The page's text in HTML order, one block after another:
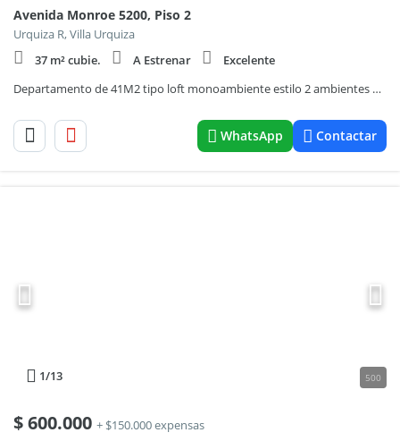
Avenida Monroe 5200, Piso 2
Urquiza R, Villa Urquiza
37 m² cubie.
A Estrenar
Excelente
Departamento de 41M2 tipo loft monoambiente estilo 2 ambientes en alquiler, Monroe al 5200, con FULL Amenities.
WhatsApp Contactar
1/13 500
$600.000 + $150.000 expensas